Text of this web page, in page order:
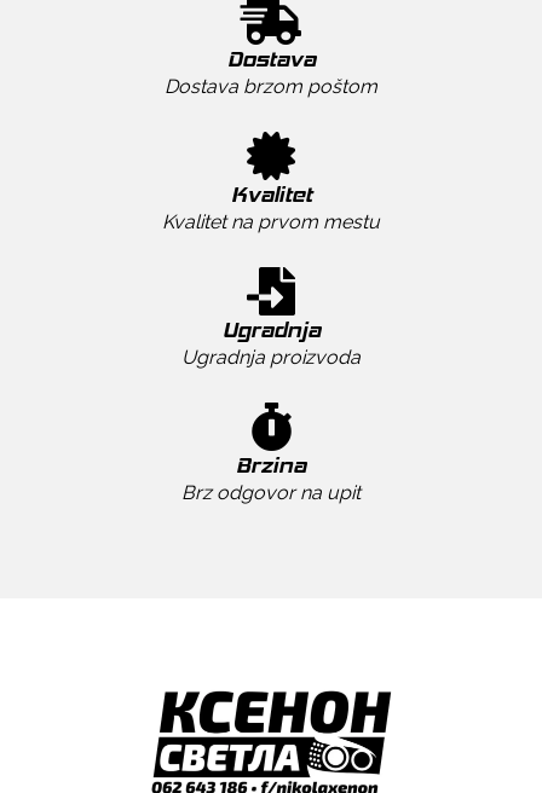
Dostava
Dostava brzom poštom
Kvalitet
Kvalitet na prvom mestu
Ugradnja
Ugradnja proizvoda
Brzina
Brz odgovor na upit